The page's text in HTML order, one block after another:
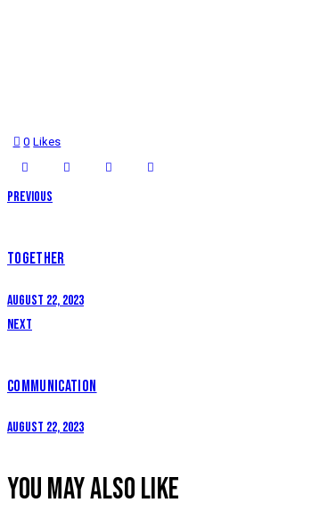
0 Likes
Previous
TOGETHER
August 22, 2023
Next
COMMUNICATION
August 22, 2023
YOU MAY ALSO LIKE